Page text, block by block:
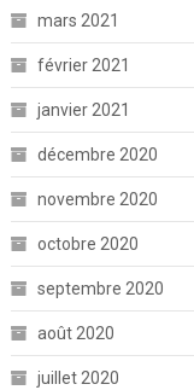
mars 2021
février 2021
janvier 2021
décembre 2020
novembre 2020
octobre 2020
septembre 2020
août 2020
juillet 2020